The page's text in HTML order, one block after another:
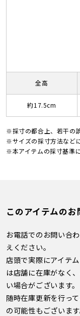
全高
約17.5cm
※採寸の都合上、若干の
※サイズの採寸方法など
※本アイテムの採寸基準
このアイテムの
お電話でのお問い合
えください。
店頭で実際にアイテ
は店舗に在庫がなく
い場合がございます。
随時在庫更新を行っ
の可能性もございま